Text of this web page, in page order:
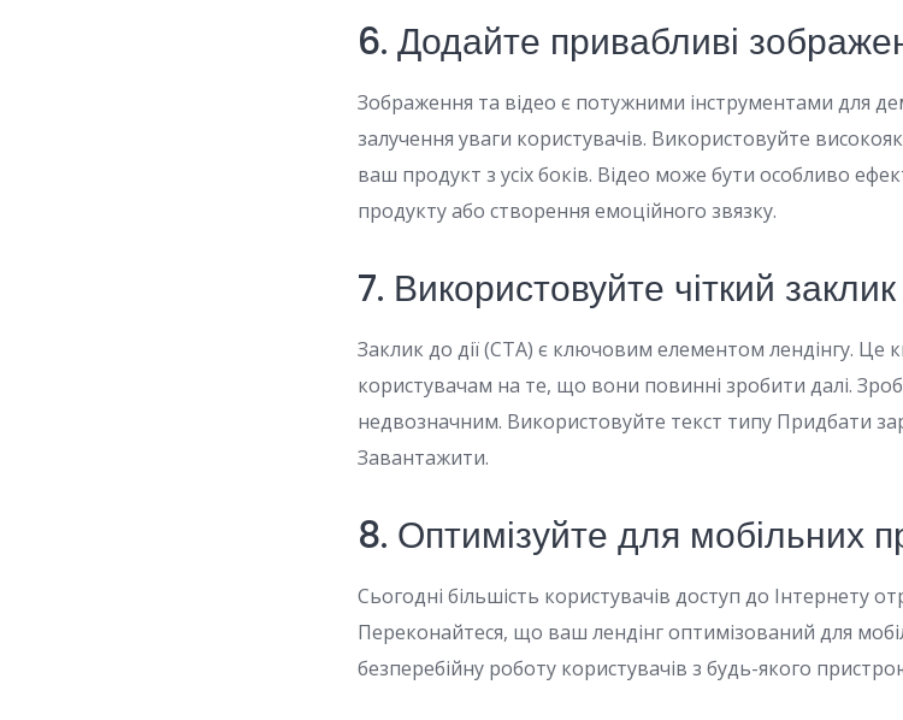
6. Додайте привабливі
Зображення та відео є потужними інструментами для
залучення уваги користувачів. Використовуйте
ваш продукт з усіх боків. Відео може бути особливо
продукту або створення емоційного звязку.
7. Використовуйте чіткий заклик
Заклик до дії (CTA) є ключовим елементом лендінгу. Це
користувачам на те, що вони повинні зробити далі.
недвозначним. Використовуйте текст типу Придбати
Завантажити.
8. Оптимізуйте для мобільних
Сьогодні більшість користувачів доступ до Інтернету
Переконайтеся, що ваш лендінг оптимізований для
безперебійну роботу користувачів з будь-якого